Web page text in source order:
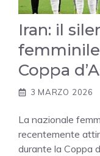
Iran: il
femminile
Coppa
3 MARZO 2026
La nazionale
recentemente
durante la Coppa